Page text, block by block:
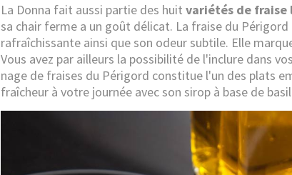
La Donna fait aussi partie des huitvariétés de fraise
sa chair ferme a un goût délicat. La fraise du
rafraîchissante ainsi que son odeur subtile. Elle
Vous avez par ailleurs la possibilité de l'inclure dans
nage de fraises du Périgord constitue l'un des plats
fraîcheur à votre journée avec son sirop à base de